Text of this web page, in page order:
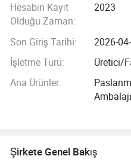
Hesabın Kayıt
Olduğu Zaman:
2023
Son Giriş Tarihi:
2026-
İşletme Türü:
Üretici/
Ana Ürünler:
Ambalajı
Şirkete Genel Bakış